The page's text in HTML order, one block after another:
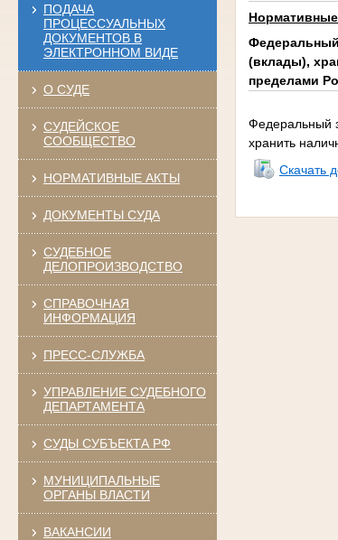
ПОДАЧА
ПРОЦЕССУАЛЬНЫХ
ДОКУМЕНТОВ В
ЭЛЕКТРОННОМ ВИДЕ
О СУДЕ
СУДЕЙСКОЕ
СООБЩЕСТВО
НОРМАТИВНЫЕ АКТЫ
ДОКУМЕНТЫ СУДА
СУДЕБНОЕ
ДЕЛОПРОИЗВОДСТВО
СПРАВОЧНАЯ
ИНФОРМАЦИЯ
ПРЕСС-СЛУЖБА
УПРАВЛЕНИЕ СУДЕБНОГО
ДЕПАРТАМЕНТА
СУДЫ СУБЪЕКТА РФ
МУНИЦИПАЛЬНЫЕ
ОРГАНЫ ВЛАСТИ
ВАКАНСИИ
Федеральный
(вклады),
пределами
Федеральный
хранить
Скачать